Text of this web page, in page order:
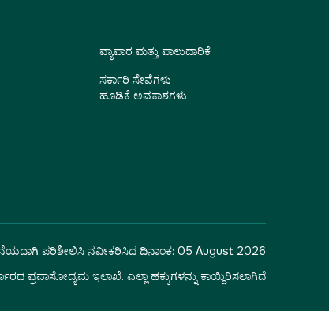
ವ್ಯಾಪಾರ ಮತ್ತು ಪಾಲುದಾರಿಕೆ
ಸರ್ಕಾರಿ ಸೇವೆಗಳು
ಹೂಡಿಕೆ ಅವಕಾಶಗಳು
ಪರಿಶೀಲಿಸಿ ನವೀಕರಿಸಿದ ದಿನಾಂಕ: 05 August 2026
ಪ್ರವಾಸೋದ್ಯಮ ಇಲಾಖೆ. ಎಲ್ಲಾ ಹಕ್ಕುಗಳನ್ನು ಕಾಯ್ದಿರಿಸಲಾಗಿದೆ